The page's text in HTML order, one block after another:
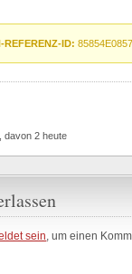
REFERENZ-ID:
davon 2 heute
sein, um einen